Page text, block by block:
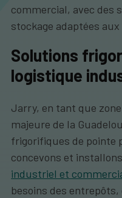
commercial, avec des
stockage adaptées
Solutions
logistique
Jarry, en tant que
majeure de la
frigorifiques de pointe
concevons et
industriel et
besoins des